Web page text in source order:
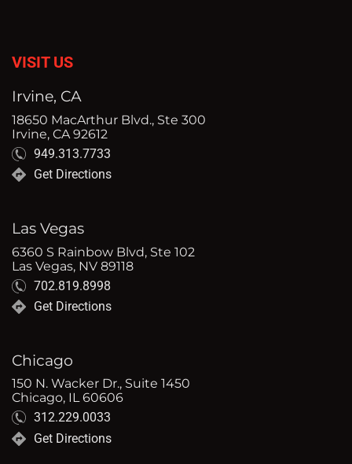
VISIT US
Irvine, CA
18650 MacArthur Blvd., Ste 300
Irvine, CA 92612
949.313.7733
Get Directions
Las Vegas
6360 S Rainbow Blvd, Ste 102
Las Vegas, NV 89118
702.819.8998
Get Directions
Chicago
150 N. Wacker Dr., Suite 1450
Chicago, IL 60606
312.229.0033
Get Directions